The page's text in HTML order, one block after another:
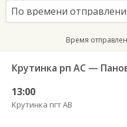
автобус
онлайн
По времени
Время
Крутинка рп АС —
13:00
Крутинка пгт АВ